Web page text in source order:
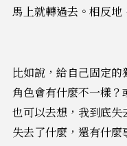
馬上就轉過去。相反地
比如說，給自己固定
角色會有什麼不一樣？
也可以去想，我到底
失去了什麼，還有什